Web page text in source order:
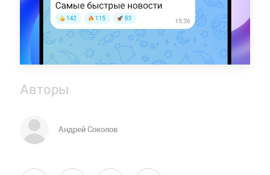
Авторы
Андрей Соколов